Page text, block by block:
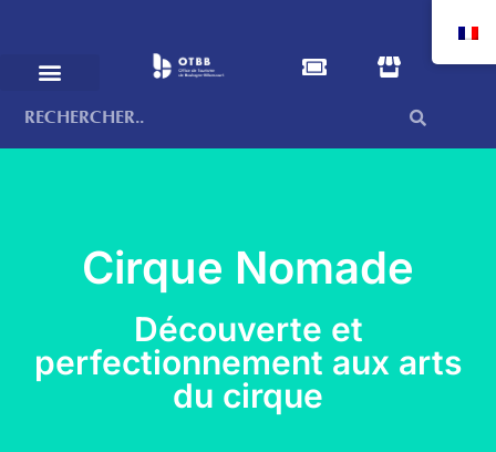
Cirque Nomade
Découverte et
perfectionnement aux arts
du cirque